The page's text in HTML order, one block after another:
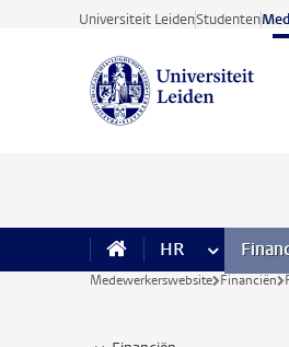
Ga direct naar de inhoud
Universiteit LeidenStudenten
HR meer HR
Medewerkerswebsite Financiën